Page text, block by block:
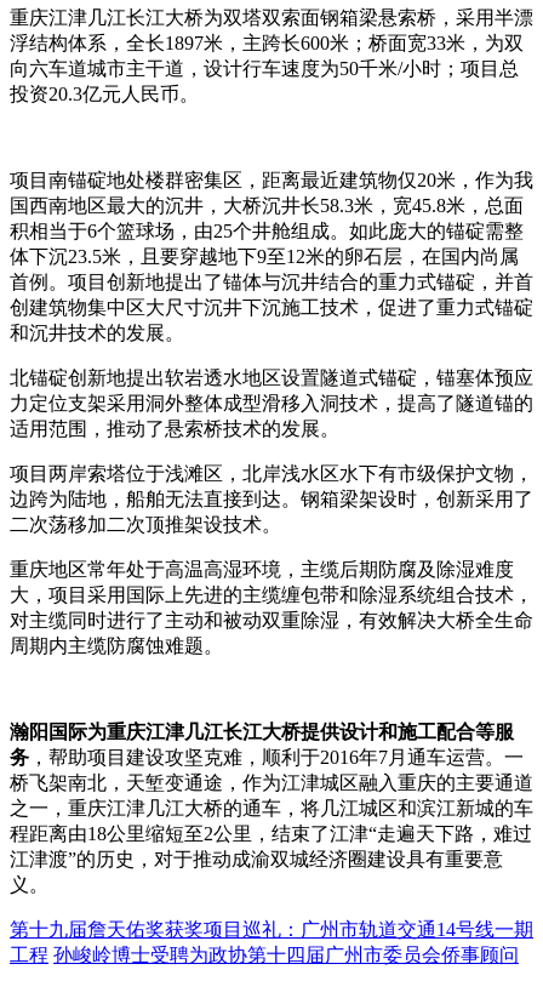
重庆江津几江长江大桥为双塔双索面钢箱梁悬索桥，采用半漂
浮结构体系，全长1897米，主跨长600米；桥面宽33米，为双
向六车道城市主干道，设计行车速度为50千米/小时；项目总
投资20.3亿元人民币。
项目南锚碇地处楼群密集区，距离最近建筑物仅20米，作为我
国西南地区最大的沉井，大桥沉井长58.3米，宽45.8米，总面
积相当于6个篮球场，由25个井舱组成。如此庞大的锚碇需整
体下沉23.5米，且要穿越地下9至12米的卵石层，在国内尚属
首例。项目创新地提出了锚体与沉井结合的重力式锚碇，并首
创建筑物集中区大尺寸沉井下沉施工技术，促进了重力式锚碇
和沉井技术的发展。
北锚碇创新地提出软岩透水地区设置隧道式锚碇，锚塞体预应
力定位支架采用洞外整体成型滑移入洞技术，提高了隧道锚的
适用范围，推动了悬索桥技术的发展。
项目两岸索塔位于浅滩区，北岸浅水区水下有市级保护文物，
边跨为陆地，船舶无法直接到达。钢箱梁架设时，创新采用了
二次荡移加二次顶推架设技术。
重庆地区常年处于高温高湿环境，主缆后期防腐及除湿难度
大，项目采用国际上先进的主缆缠包带和除湿系统组合技术，
对主缆同时进行了主动和被动双重除湿，有效解决大桥全生命
周期内主缆防腐蚀难题。
瀚阳国际为重庆江津几江长江大桥提供设计和施工配合等服
务 ，帮助项目建设攻坚克难，顺利于2016年7月通车运营。一
桥飞架南北，天堑变通途，作为江津城区融入重庆的主要通道
之一，重庆江津几江大桥的通车，将几江城区和滨江新城的车
程距离由18公里缩短至2公里，结束了江津“走遍天下路，难过
江津渡”的历史，对于推动成渝双城经济圈建设具有重要意
义。
第十九届詹天佑奖获奖项目巡礼：广州市轨道交通14号线一期
工程 孙峻岭博士受聘为政协第十四届广州市委员会侨事顾问